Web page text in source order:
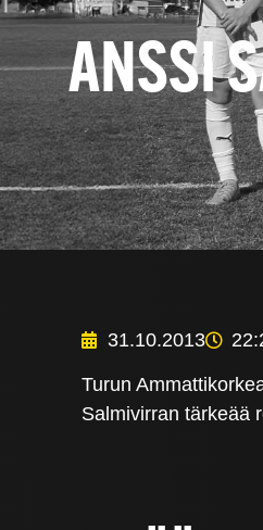
ANSSI
31.10.2013
Turun
Salmivirran tärkeää